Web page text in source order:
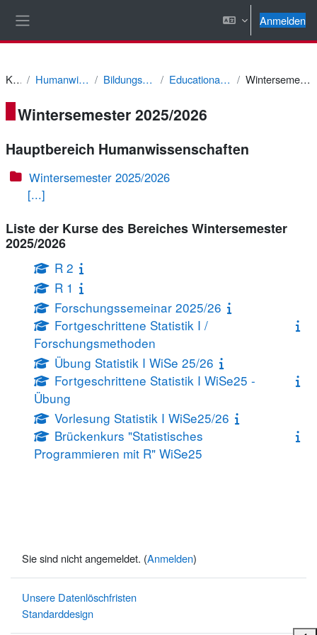
Anmelden
Kurse Humanwissenschaften Bildungswissenschaft Educational Data Science Wintersemester 2025/2026
Wintersemester 2025/2026
Hauptbereich Humanwissenschaften
Wintersemester 2025/2026
[...]
Liste der Kurse des Bereiches Wintersemester
2025/2026
R 2
R 1
Forschungssemeinar 2025/26
Fortgeschrittene Statistik I /
Forschungsmethoden
Übung Statistik I WiSe 25/26
Fortgeschrittene Statistik I WiSe25 -
Übung
Vorlesung Statistik I WiSe25/26
Brückenkurs "Statistisches
Programmieren mit R" WiSe25
Sie sind nicht angemeldet. (Anmelden)
Unsere Datenlöschfristen
Standarddesign